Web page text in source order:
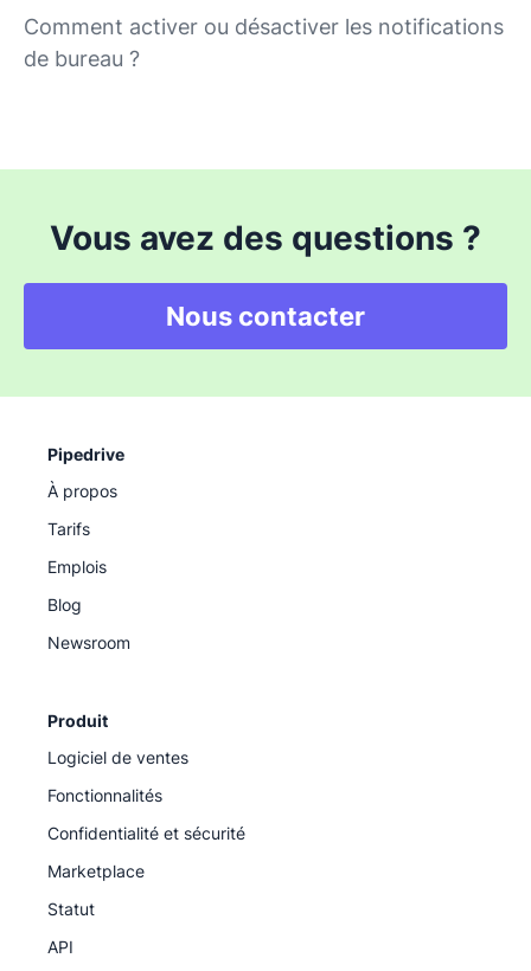
Comment activer ou désactiver les notifications
de bureau ?
Vous avez des questions ?
Nous contacter
Pipedrive
À propos
Tarifs
Emplois
Blog
Newsroom
Produit
Logiciel de ventes
Fonctionnalités
Confidentialité et sécurité
Marketplace
Statut
API